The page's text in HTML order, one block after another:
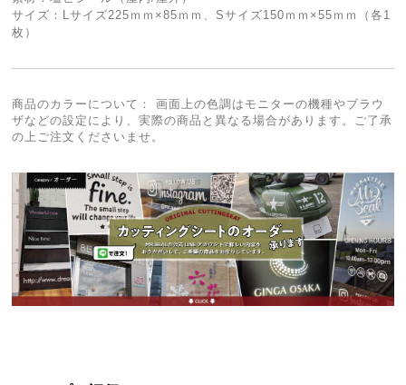
サイズ：Lサイズ225ｍｍ×85ｍｍ、Sサイズ150ｍｍ×55ｍｍ（各1
枚）
商品のカラーについて： 画面上の色調はモニターの機種やブラウ
ザなどの設定により、実際の商品と異なる場合があります。ご了承
の上ご注文くださいませ。